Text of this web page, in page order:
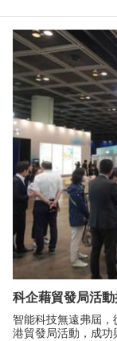
科企藉貿發局活
智能科技無遠弗屆
港貿發局活動，成功